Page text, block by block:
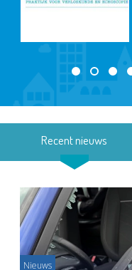
Recent nieuws
Nieuws